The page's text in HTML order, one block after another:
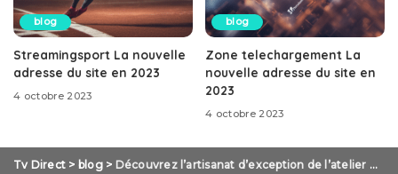
blog
Streamingsport La nouvelle
adresse du site en 2023
4 octobre 2023
blog
Zone telechargement La
nouvelle adresse du site en
2023
4 octobre 2023
Tv Direct > blog> Découvrez l’artisanat d’exception de l’atelier Ourrière paris !